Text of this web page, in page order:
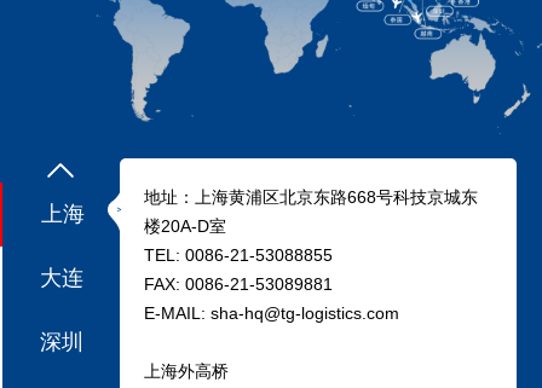
上海
大连
深圳
地址：上海黄浦区北京东路668号科技京城东
楼20A-D室
TEL: 0086-21-53088855
FAX: 0086-21-53089881
E-MAIL: sha-hq@tg-logistics.com
上海外高桥